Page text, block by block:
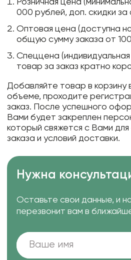
Розничная цена
000 рублей, доп. скидки за
Оптовая цена (доступна
общую сумму заказа от
Спеццена
товар за заказ кратно
Добавляйте товар в корзину
объеме, проходите
заказ. После успешного
Вами будет закреплен
который свяжется с Вами для
заказа и условий доставки.
Нужна
Оставьте свои данные, и
перезвонит вам в